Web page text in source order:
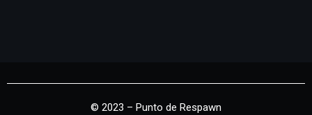
© 2023 – Punto de Respawn